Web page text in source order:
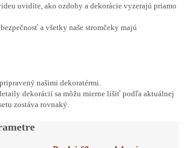
uvidíte, ako ozdoby a dekorácie vyzerajú priamo
a všetky naše stromčeky majú
našimi dekoratérmi.
dekorácií sa môžu mierne líšiť podľa aktuálnej
zostáva rovnaký.